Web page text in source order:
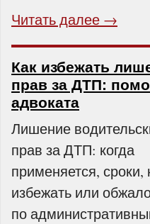
Читать далее →
Как избежать
прав за ДТП:
адвоката
Лишение
прав за ДТП: когда
применяется, сроки,
избежать или
по